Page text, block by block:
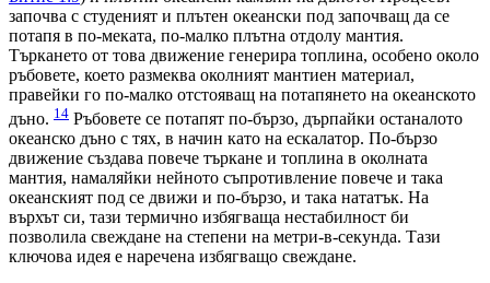
започва с студеният и плътен океански под започващ да се
потапя в по-меката, по-малко плътна отдолу мантия.
Търкането от това движение генерира топлина, особено около
ръбовете, което размеква околният мантиен материал,
правейки го по-малко отстояващ на потапянето на океанското
дъно. 14 Ръбовете се потапят по-бързо, дърпайки останалото
океанско дъно с тях, в начин като на ескалатор. По-бързо
движение създава повече търкане и топлина в околната
мантия, намаляйки нейното съпротивление повече и така
океанският под се движи и по-бързо, и така нататък. На
върхът си, тази термично избягваща нестабилност би
позволила свеждане на степени на метри-в-секунда. Тази
ключова идея е наречена избягващо свеждане.